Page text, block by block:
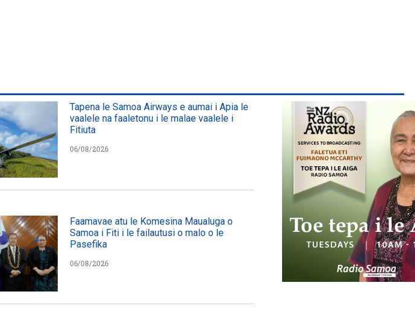
Tapena le Samoa Airways e aumai i Apia le
vaalele na faaletonu i le malae vaalele i
Fitiuta
06/08/2026
Faamavae atu le Komesina Maualuga o
Samoa i Fiti i le failautusi o malo o le
Pasefika
06/08/2026